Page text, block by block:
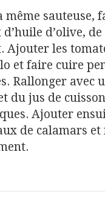
même sauteuse,
d’olive,
Ajouter les
et faire cuire
Rallonger avec
du jus de
Ajouter
de calamars